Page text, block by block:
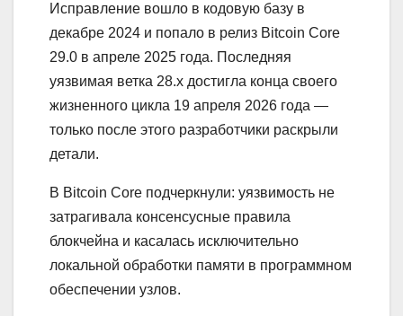
Исправление вошло в кодовую базу в
декабре 2024 и попало в релиз Bitcoin Core
29.0 в апреле 2025 года. Последняя
уязвимая ветка 28.x достигла конца своего
жизненного цикла 19 апреля 2026 года —
только после этого разработчики раскрыли
детали.
В Bitcoin Core подчеркнули: уязвимость не
затрагивала консенсусные правила
блокчейна и касалась исключительно
локальной обработки памяти в программном
обеспечении узлов.